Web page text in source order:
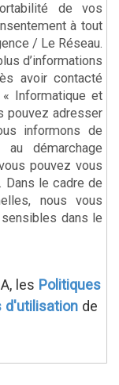
de vos
à tout
/ Le Réseau.
d’informations
avoir contacté
Informatique et
pouvez adresser
informons de
démarchage
pouvez vous
. Dans le cadre de
nous vous
dans le
les Politiques
d'utilisation de